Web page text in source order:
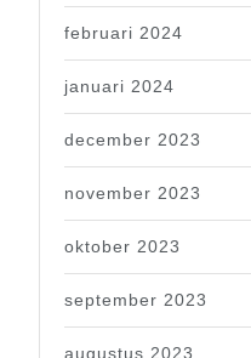
februari 2024
januari 2024
december 2023
november 2023
oktober 2023
september 2023
augustus 2023